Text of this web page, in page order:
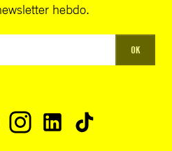
hebdo.
OK